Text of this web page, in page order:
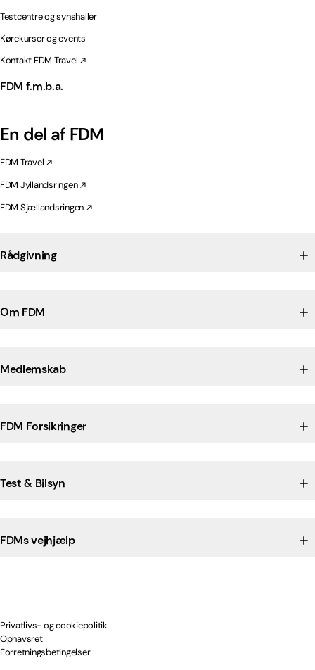
Testcentre og synshaller
Kørekurser og events
Kontakt FDM Travel
FDM f.m.b.a.
En del af FDM
FDM Travel
FDM Jyllandsringen
FDM Sjællandsringen
Rådgivning
Om FDM
Medlemskab
FDM Forsikringer
Test & Bilsyn
FDMs vejhjælp
Privatlivs- og cookiepolitik
Ophavsret
Forretningsbetingelser